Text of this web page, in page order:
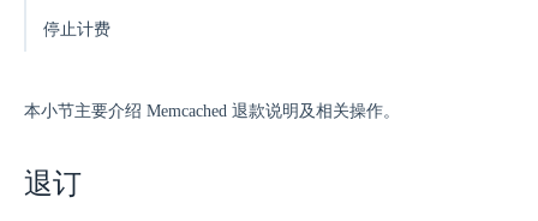
停止计费
本小节主要介绍 Memcached 退款说明及相关操作。
退订